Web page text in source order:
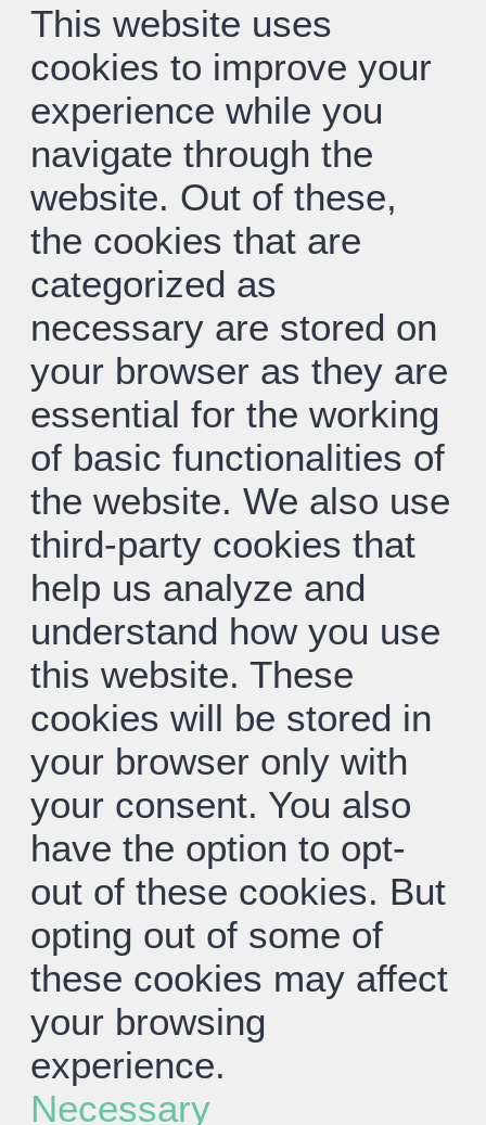
This website uses
cookies to improve your
experience while you
navigate through the
website. Out of these,
the cookies that are
categorized as
necessary are stored on
your browser as they are
essential for the working
of basic functionalities of
the website. We also use
third-party cookies that
help us analyze and
understand how you use
this website. These
cookies will be stored in
your browser only with
your consent. You also
have the option to opt-
out of these cookies. But
opting out of some of
these cookies may affect
your browsing
experience.
Necessary